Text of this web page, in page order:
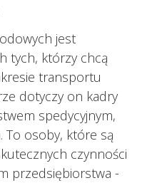
jest
tych, którzy chcą
transportu
dotyczy on kadry
spedycyjnym,
To osoby, które są
czynności
przedsiębiorstwa -